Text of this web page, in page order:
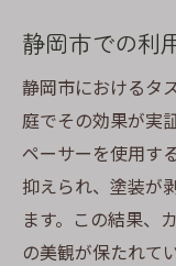
静岡市での利
静岡市におけるタ
庭でその効果が実
ペーサーを使用す
抑えられ、塗装が
ます。この結果、
の美観が保たれて